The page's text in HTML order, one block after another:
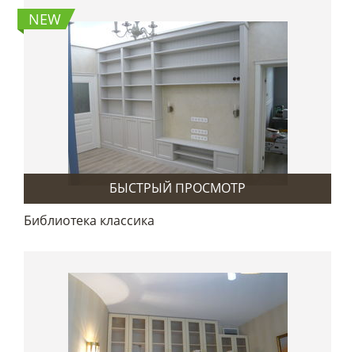
БЫСТРЫЙ ПРОСМОТР
Библиотека классика
NEW